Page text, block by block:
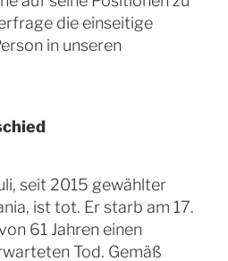
die einseitige
in unseren
seit 2015 gewählter
ist tot. Er starb am 17.
61 Jahren einen
Tod. Gemäß